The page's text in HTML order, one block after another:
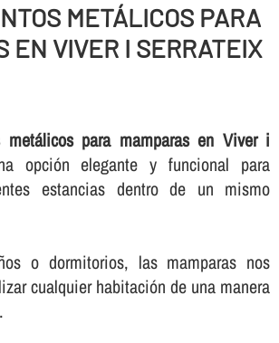
METÁLICOS PARA
EN VIVER I SERRATEIX
metálicos para mamparas en Viver i
opción elegante y funcional para
estancias dentro de un mismo
o dormitorios, las mamparas nos
cualquier habitación de una manera